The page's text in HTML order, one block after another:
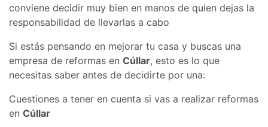
conviene decidir muy bien en manos de quien dejas la
responsabilidad de llevarlas a cabo
Si estás pensando en mejorar tu casa y buscas una
empresa de reformas en Cúllar, esto es lo que
necesitas saber antes de decidirte por una:
Cuestiones a tener en cuenta si vas a realizar reformas
en Cúllar